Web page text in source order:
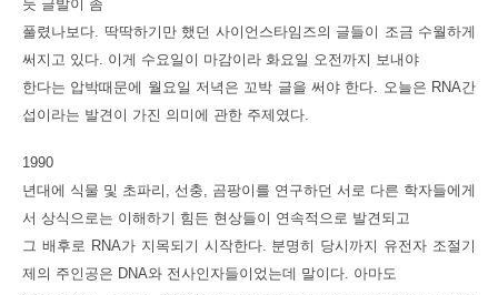
듯 글발이 좀
풀렸나보다. 딱딱하기만 했던 사이언스타임즈의 글들이 조금 수월하게
써지고 있다. 이게 수요일이 마감이라 화요일 오전까지 보내야
한다는 압박때문에 월요일 저녁은 꼬박 글을 써야 한다. 오늘은 RNA간
섭이라는 발견이 가진 의미에 관한 주제였다.
1990
년대에 식물 및 초파리, 선충, 곰팡이를 연구하던 서로 다른 학자들에게
서 상식으로는 이해하기 힘든 현상들이 연속적으로 발견되고
그 배후로 RNA가 지목되기 시작한다. 분명히 당시까지 유전자 조절기
제의 주인공은 DNA와 전사인자들이었는데 말이다. 아마도